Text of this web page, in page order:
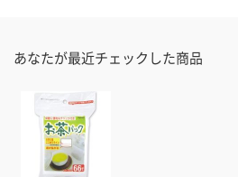
あなたが最近チェックした商品